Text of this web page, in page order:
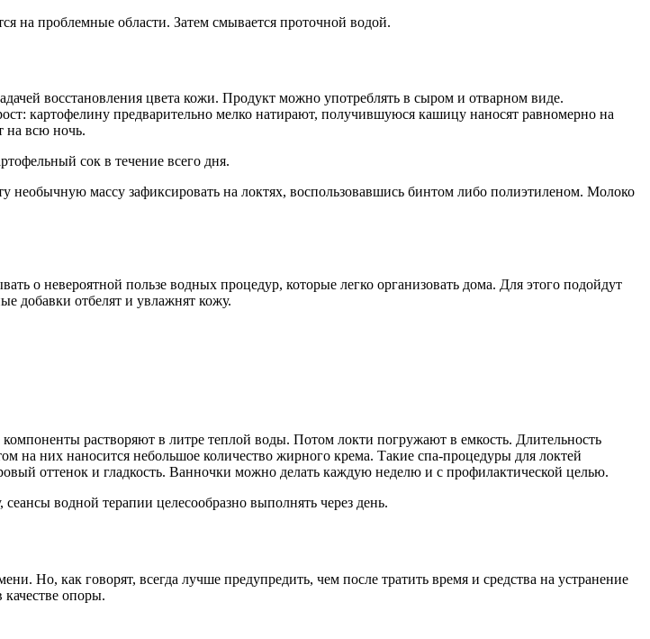
на проблемные области. Затем смывается проточной водой.
восстановления цвета кожи. Продукт можно употреблять в сыром и отварном виде.
картофелину предварительно мелко натирают, получившуюся кашицу наносят равномерно на
на всю ночь.
сок в течение всего дня.
массу зафиксировать на локтях, воспользовавшись бинтом либо полиэтиленом. Молоко
о невероятной пользе водных процедур, которые легко организовать дома. Для этого подойдут
добавки отбелят и увлажнят кожу.
растворяют в литре теплой воды. Потом локти погружают в емкость. Длительность
них наносится небольшое количество жирного крема. Такие спа-процедуры для локтей
оттенок и гладкость. Ванночки можно делать каждую неделю и с профилактической целью.
водной терапии целесообразно выполнять через день.
Но, как говорят, всегда лучше предупредить, чем после тратить время и средства на устранение
опоры.